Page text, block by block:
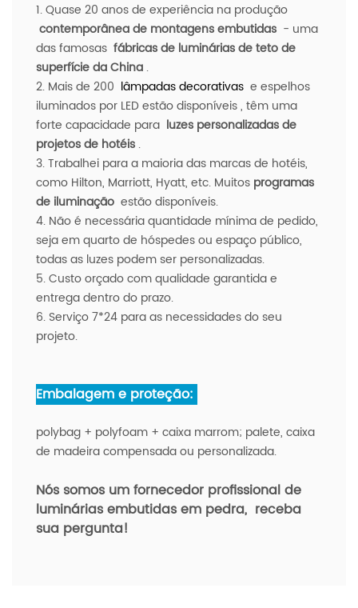
1. Quase 20 anos de experiência na produção
contemporânea de montagens embutidas - uma
das famosas fábricas de luminárias de teto de
superfície da China .
2. Mais de 200 lâmpadas decorativas e espelhos
iluminados por LED estão disponíveis, têm uma
forte capacidade para luzes personalizadas de
projetos de hotéis .
3. Trabalhei para a maioria das marcas de hotéis,
como Hilton, Marriott, Hyatt, etc. Muitos programas
de iluminação estão disponíveis.
4. Não é necessária quantidade mínima de pedido,
seja em quarto de hóspedes ou espaço público,
todas as luzes podem ser personalizadas.
5. Custo orçado com qualidade garantida e
entrega dentro do prazo.
6. Serviço 7*24 para as necessidades do seu
projeto.
Embalagem e proteção:
polybag + polyfoam + caixa marrom; palete, caixa
de madeira compensada ou personalizada.
Nós somos um fornecedor profissional de
luminárias embutidas em pedra, receba
sua pergunta!